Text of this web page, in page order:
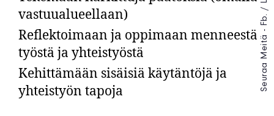
Seuraa Meitä -
Fb.
/
vastuualueellaan)
Reflektoimaan ja oppimaan menneestä
työstä ja yhteistyöstä
Kehittämään sisäisiä käytäntöjä ja
yhteistyön tapoja